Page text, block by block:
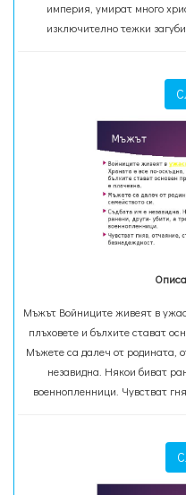
империя, умират много
изключително тежки
Мъжът Войниците живеят в
плъховете и бълхите стават
Мъжете са далеч от родината,
нeзавидна. Някои биват
военнопленници. Чувстват